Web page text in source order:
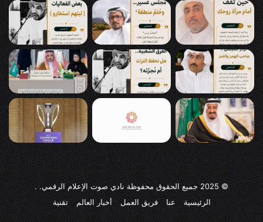
© 2025 جميع الحقوق محفوظة نادي صوت الإعلام الرقمي. .
الرئيسية
عنا فريق العمل أخبار العالم تقنية